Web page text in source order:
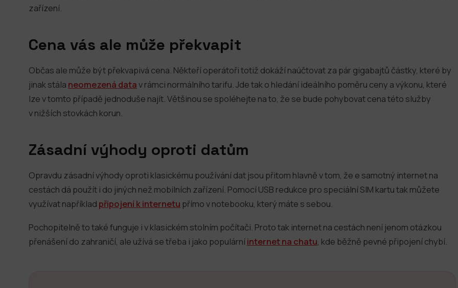
zařízení.
Cena vás ale může překvapit
Občas ale může být překvapivá cena. Někteří operátoři totiž dokáží naúčtovat za pár gigabajtů částky, které by
jinak stála neomezená datav rámci normálního tarifu. Jde tak o hledání ideálního poměru ceny a výkonu, které
lze v tomto případě jednoduše najít. Většinou se spoléhejte na to, že se bude pohybovat cena této služby
v nižších stovkách korun.
Zásadní výhody oproti datům
Opravdu zásadní výhody oproti klasickému používání dat jsou přitom hlavně v tom, že e samotný internet na
cestách dá použít i do jiných než mobilních zařízení. Pomocí USB redukce pro speciální SIM kartu tak můžete
využívat například připojení k internetu přímo v notebooku, který máte s sebou.
Pochopitelně to také funguje i v klasickém stolním počítači. Proto tak internet na cestách není jenom otázkou
přenášení do zahraničí, ale užívá se třeba i jako populárníinternet na chatu , kde běžně pevné připojení chybí.